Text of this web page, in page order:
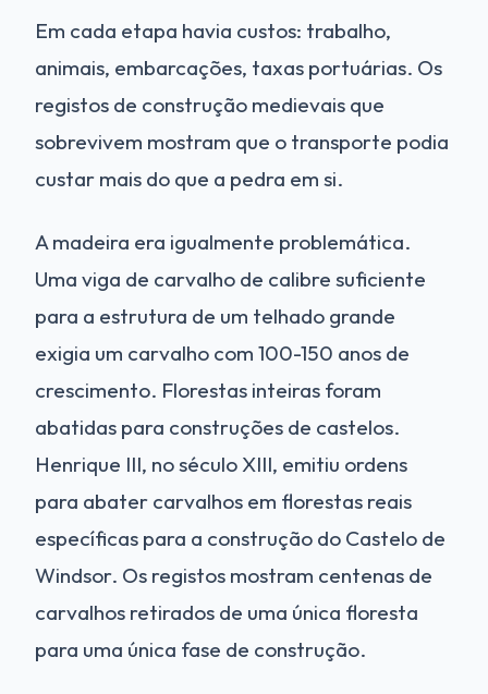
Em cada etapa havia custos: trabalho,
animais, embarcações, taxas portuárias. Os
registos de construção medievais que
sobrevivem mostram que o transporte podia
custar mais do que a pedra em si.
A madeira era igualmente problemática.
Uma viga de carvalho de calibre suficiente
para a estrutura de um telhado grande
exigia um carvalho com 100-150 anos de
crescimento. Florestas inteiras foram
abatidas para construções de castelos.
Henrique III, no século XIII, emitiu ordens
para abater carvalhos em florestas reais
específicas para a construção do Castelo de
Windsor. Os registos mostram centenas de
carvalhos retirados de uma única floresta
para uma única fase de construção.